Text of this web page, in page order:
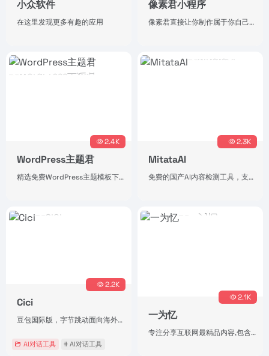
小众软件
在这里发现更多有趣的应用
像素君小程序
像素君直接让你制作属于你自己的像素头像，简单操作，独特风格。
WordPress主题君
精选免费WordPress主题模板下载
2.4K
MitataAI
免费的国产AI内容检测工具，支持一键改写降AI率。（持续更新中，后续会叠加热点抓取、AI写作，写作风格训练等功能）
2.3K
Cici
豆包国际版，字节跳动面向海外市场推出的AI助手
2.2K
AI对话工具 # AI对话工具
一为忆
专注分享互联网最精品内容,包含编程,美术设计,工具软件,实用素材和资源,教程等几大分类的综合门户
2.1K